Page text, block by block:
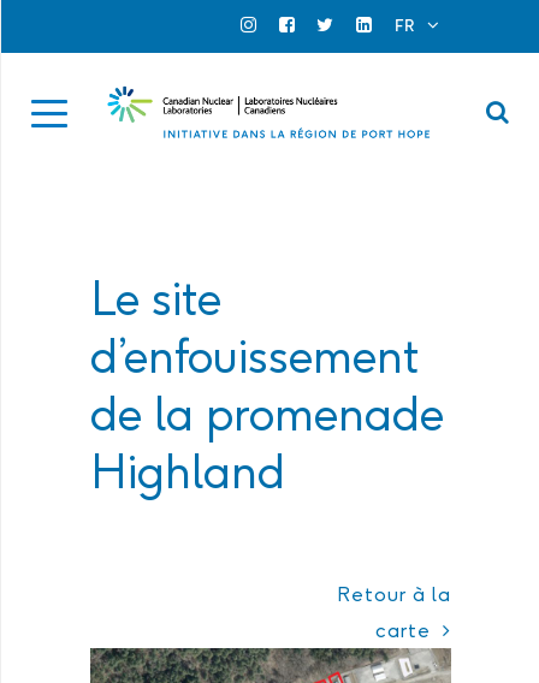
Official InstagramOfficial Facebook
Official TwitterOfficial Linkedin
FR
Le site
d’enfouissement
de la promenade
Highland
Retour à la
carte